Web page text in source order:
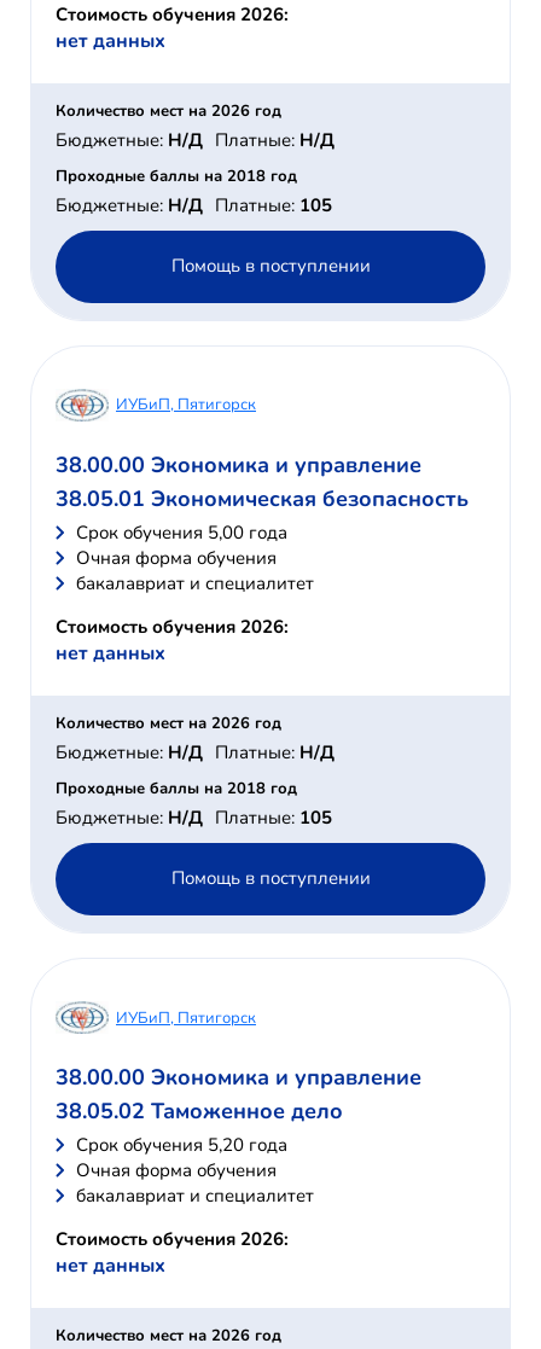
Стоимость обучения 2026:
нет данных
Количество мест на 2026 год
Бюджетные: Н/Д Платные: Н/Д
Проходные баллы на 2018 год
Бюджетные: Н/Д Платные: 105
Помощь в поступлении
ИУБиП, Пятигорск
38.00.00 Экономика и управление
38.05.01 Экономическая безопасность
Cрок обучения 5,00 года
Очная форма обучения
бакалавриат и специалитет
Стоимость обучения 2026:
нет данных
Количество мест на 2026 год
Бюджетные: Н/Д Платные: Н/Д
Проходные баллы на 2018 год
Бюджетные: Н/Д Платные: 105
Помощь в поступлении
ИУБиП, Пятигорск
38.00.00 Экономика и управление
38.05.02 Таможенное дело
Cрок обучения 5,20 года
Очная форма обучения
бакалавриат и специалитет
Стоимость обучения 2026:
нет данных
Количество мест на 2026 год